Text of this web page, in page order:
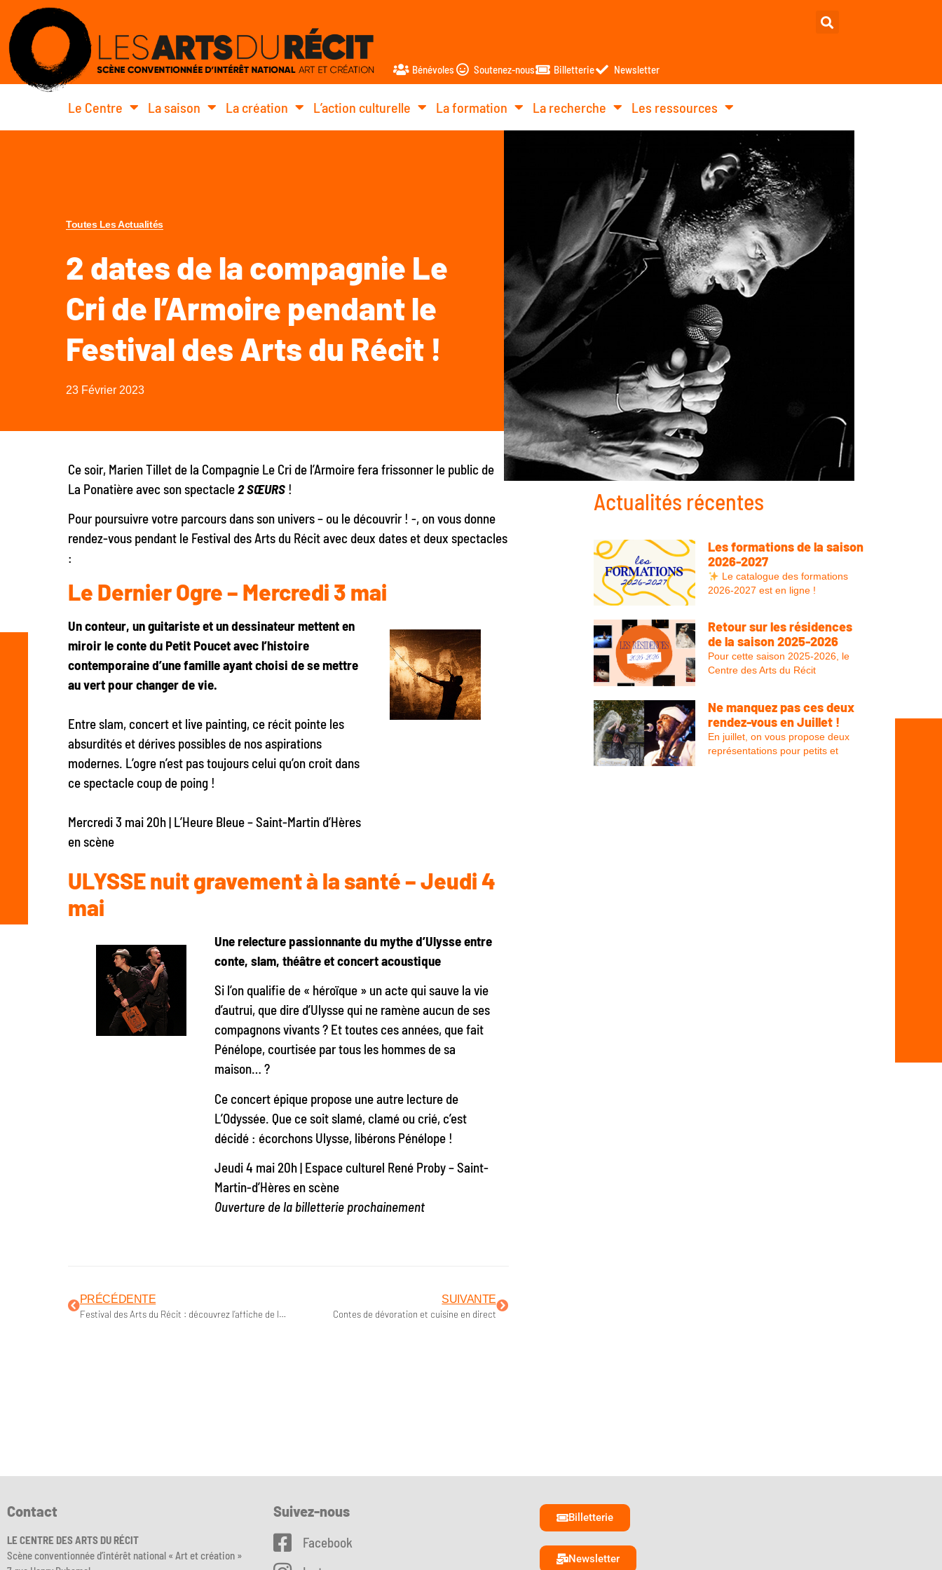
Bénévoles Soutenez-nous Billetterie Newsletter
Le Centre La saison La création L’action culturelle La formation La recherche Les ressources
Toutes Les Actualités
2 dates de la compagnie Le
Cri de l’Armoire pendant le
Festival des Arts du Récit !
23 Février 2023
Ce soir, Marien Tillet de la Compagnie Le Cri de l’Armoire fera frissonner le public de
La Ponatière avec son spectacle2 SŒURS!
Pour poursuivre votre parcours dans son univers – ou le découvrir ! -, on vous donne
rendez-vous pendant le Festival des Arts du Récit avec deux dates et deux spectacles
:
Le Dernier Ogre– Mercredi 3 mai
Un conteur, un guitariste et un dessinateur mettent en
miroir le conte du Petit Poucet avec l’histoire
contemporaine d’une famille ayant choisi de se mettre
au vert pour changer de vie.
Entre slam, concert et live painting, ce récit pointe les
absurdités et dérives possibles de nos aspirations
modernes. L’ogre n’est pas toujours celui qu’on croit dans
ce spectacle coup de poing !
Mercredi 3 mai 20h | L’Heure Bleue – Saint-Martin d’Hères
en scène
ULYSSE nuit gravement à la santé– Jeudi 4
mai
Une relecture passionnante du mythe d’Ulysse entre
conte, slam, théâtre et concert acoustique
Si l’on qualifie de « héroïque » un acte qui sauve la vie
d’autrui, que dire d’Ulysse qui ne ramène aucun de ses
compagnons vivants ? Et toutes ces années, que fait
Pénélope, courtisée par tous les hommes de sa
maison… ?
Ce concert épique propose une autre lecture de
L’Odyssée. Que ce soit slamé, clamé ou crié, c’est
décidé : écorchons Ulysse, libérons Pénélope !
Jeudi 4 mai 20h | Espace culturel René Proby – Saint-
Martin-d’Hères en scène
Ouverture de la billetterie prochainement
PRÉCÉDENTE
Festival des Arts du Récit : découvrez l’affiche de la 36ème édition !
SUIVANTE
Contes de dévoration et cuisine en direct
Actualités récentes
Les formations de la saison
2026-2027
Le catalogue des formations
2026-2027 est en ligne !
Retour sur les résidences
de la saison 2025-2026
Pour cette saison 2025-2026, le
Centre des Arts du Récit
Ne manquez pas ces deux
rendez-vous en Juillet !
En juillet, on vous propose deux
représentations pour petits et
Contact
LE CENTRE DES ARTS DU RÉCIT
Scène conventionnée d’intérêt national « Art et création »
Suivez-nous
Facebook
Billetterie
Newsletter